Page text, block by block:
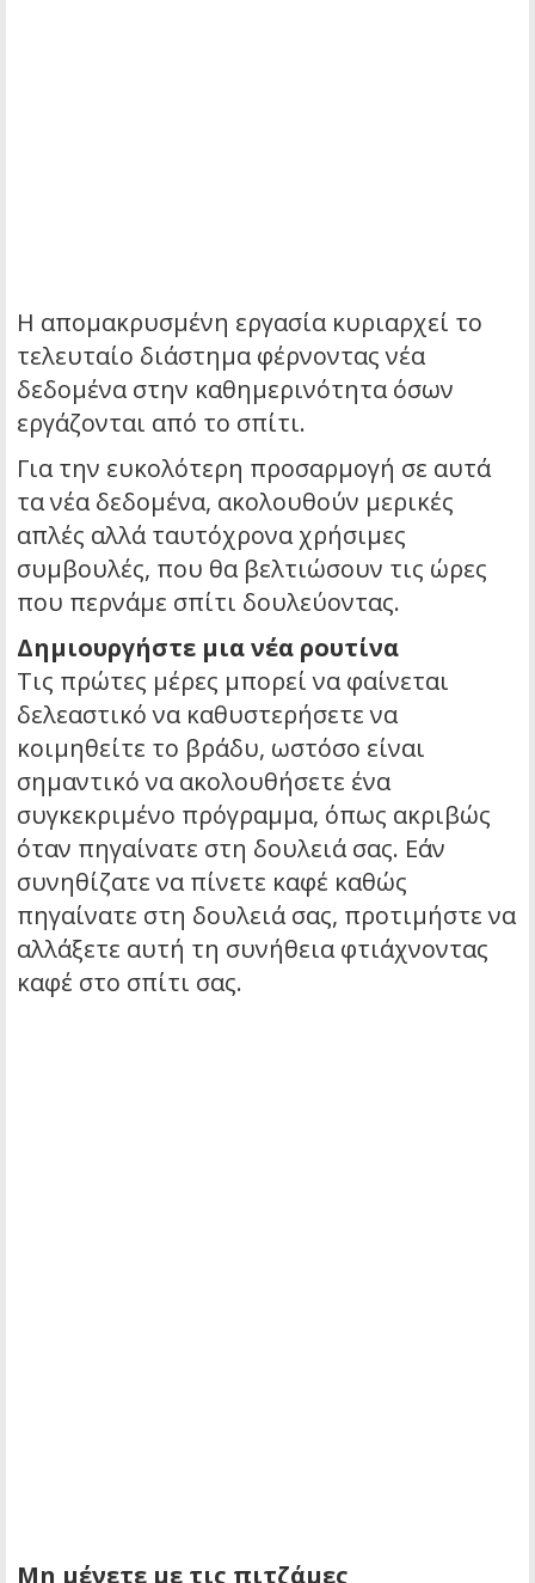
Η απομακρυσμένη εργασία κυριαρχεί το
τελευταίο διάστημα φέρνοντας νέα
δεδομένα στην καθημερινότητα όσων
εργάζονται από το σπίτι.
Για την ευκολότερη προσαρμογή σε αυτά
τα νέα δεδομένα, ακολουθούν μερικές
απλές αλλά ταυτόχρονα χρήσιμες
συμβουλές, που θα βελτιώσουν τις ώρες
που περνάμε σπίτι δουλεύοντας.
Δημιουργήστε μια νέα ρουτίνα
Τις πρώτες μέρες μπορεί να φαίνεται
δελεαστικό να καθυστερήσετε να
κοιμηθείτε το βράδυ, ωστόσο είναι
σημαντικό να ακολουθήσετε ένα
συγκεκριμένο πρόγραμμα, όπως ακριβώς
όταν πηγαίνατε στη δουλειά σας. Εάν
συνηθίζατε να πίνετε καφέ καθώς
πηγαίνατε στη δουλειά σας, προτιμήστε να
αλλάξετε αυτή τη συνήθεια φτιάχνοντας
καφέ στο σπίτι σας.
Μη μένετε με τις πιτζάμες